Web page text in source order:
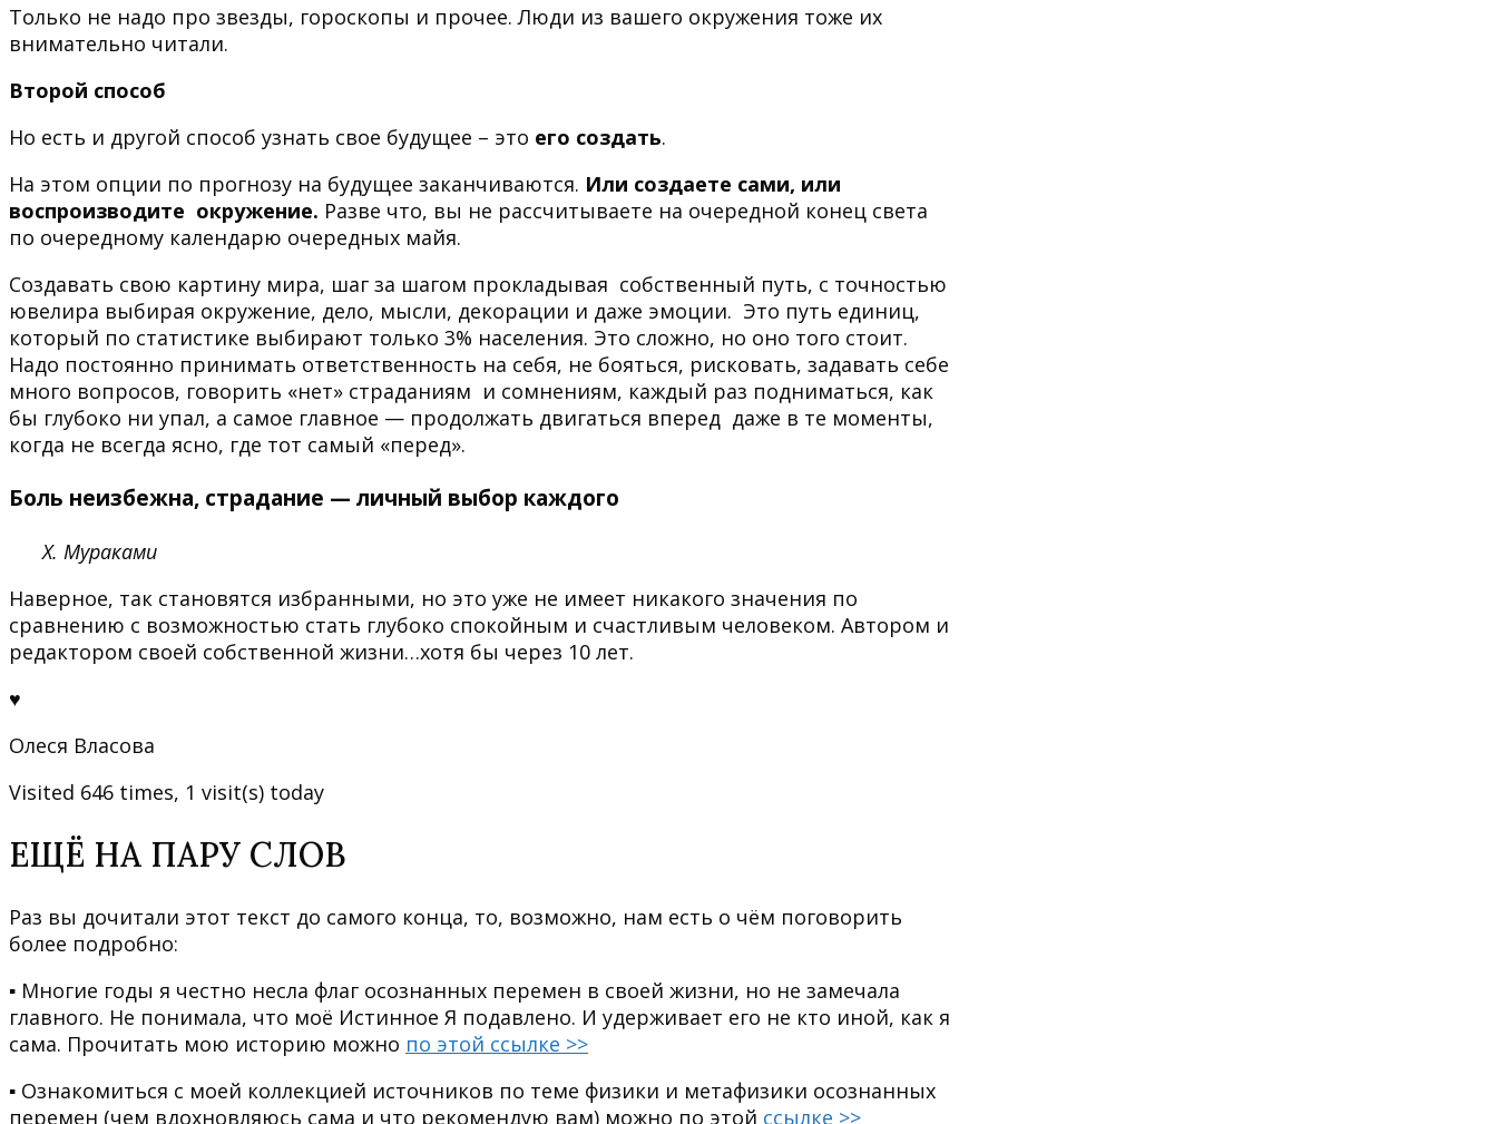
Только не надо про звезды, гороскопы и прочее. Люди из вашего окружения тоже их
внимательно читали.
Второй способ
Но есть и другой способ узнать свое будущее – это его создать.
На этом опции по прогнозу на будущее заканчиваются. Или создаете сами, или
воспроизводите окружение. Разве что, вы не рассчитываете на очередной конец света
по очередному календарю очередных майя.
Создавать свою картину мира, шаг за шагом прокладывая собственный путь, с точностью
ювелира выбирая окружение, дело, мысли, декорации и даже эмоции. Это путь единиц,
который по статистике выбирают только 3% населения. Это сложно, но оно того стоит.
Надо постоянно принимать ответственность на себя, не бояться, рисковать, задавать себе
много вопросов, говорить «нет» страданиям и сомнениям, каждый раз подниматься, как
бы глубоко ни упал, а самое главное — продолжать двигаться вперед даже в те моменты,
когда не всегда ясно, где тот самый «перед».
Боль неизбежна, страдание — личный выбор каждого
Х. Мураками
Наверное, так становятся избранными, но это уже не имеет никакого значения по
сравнению с возможностью стать глубоко спокойным и счастливым человеком. Автором и
редактором своей собственной жизни…хотя бы через 10 лет.
♥
Олеся Власова
Visited 646 times, 1 visit(s) today
ЕЩЁ НА ПАРУ СЛОВ
Раз вы дочитали этот текст до самого конца, то, возможно, нам есть о чём поговорить
более подробно:
▪ Многие годы я честно несла флаг осознанных перемен в своей жизни, но не замечала
главного. Не понимала, что моё Истинное Я подавлено. И удерживает его не кто иной, как я
сама. Прочитать мою историю можно по этой ссылке >>
▪ Ознакомиться с моей коллекцией источников по теме физики и метафизики осознанных
перемен (чем вдохновляюсь сама и что рекомендую вам) можно по этой ссылке >>